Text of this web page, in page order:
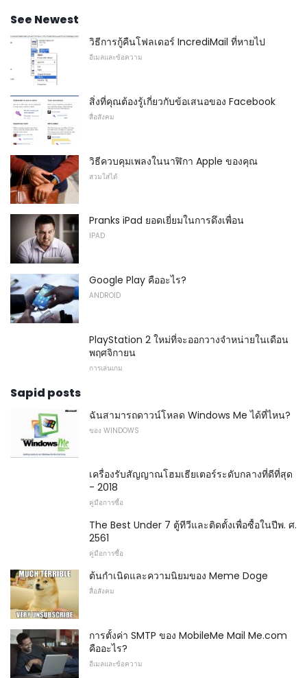
See Newest
วิธีการกู้คืนโฟลเดอร์ IncrediMail ที่หายไป
อีเมลและข้อความ
สิ่งที่คุณต้องรู้เกี่ยวกับข้อเสนอของ Facebook
สื่อสังคม
วิธีควบคุมเพลงในนาฬิกา Apple ของคุณ
สวมใส่ได้
Pranks iPad ยอดเยี่ยมในการดึงเพื่อน
IPAD
Google Play คืออะไร?
ANDROID
PlayStation 2 ใหม่ที่จะออกวางจำหน่ายในเดือน
พฤศจิกายน
การเล่นเกม
Sapid posts
ฉันสามารถดาวน์โหลด Windows Me ได้ที่ไหน?
ของ WINDOWS
เครื่องรับสัญญาณโฮมเธียเตอร์ระดับกลางที่ดีที่สุด
- 2018
คู่มือการซื้อ
The Best Under 7 ตู้ทีวีและติดตั้งเพื่อซื้อในปีพ. ศ.
2561
คู่มือการซื้อ
ต้นกำเนิดและความนิยมของ Meme Doge
สื่อสังคม
การตั้งค่า SMTP ของ MobileMe Mail Me.com
คืออะไร?
อีเมลและข้อความ